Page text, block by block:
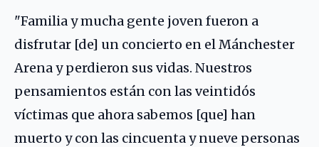
"Familia y mucha gente joven fueron a
disfrutar [de] un concierto en el Mánchester
Arena y perdieron sus vidas. Nuestros
pensamientos están con las veintidós
víctimas que ahora sabemos [que] han
muerto y con las cincuenta y nueve personas